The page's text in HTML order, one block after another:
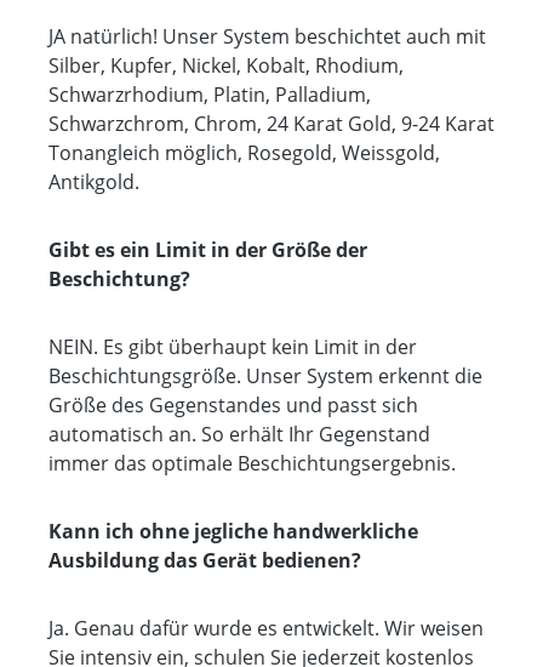
JA natürlich! Unser System beschichtet auch mit
Silber, Kupfer, Nickel, Kobalt, Rhodium,
Schwarzrhodium, Platin, Palladium,
Schwarzchrom, Chrom, 24 Karat Gold, 9-24 Karat
Tonangleich möglich, Rosegold, Weissgold,
Antikgold.
Gibt es ein Limit in der Größe der
Beschichtung?
NEIN. Es gibt überhaupt kein Limit in der
Beschichtungsgröße. Unser System erkennt die
Größe des Gegenstandes und passt sich
automatisch an. So erhält Ihr Gegenstand
immer das optimale Beschichtungsergebnis.
Kann ich ohne jegliche handwerkliche
Ausbildung das Gerät bedienen?
Ja. Genau dafür wurde es entwickelt. Wir weisen
Sie intensiv ein, schulen Sie jederzeit kostenlos